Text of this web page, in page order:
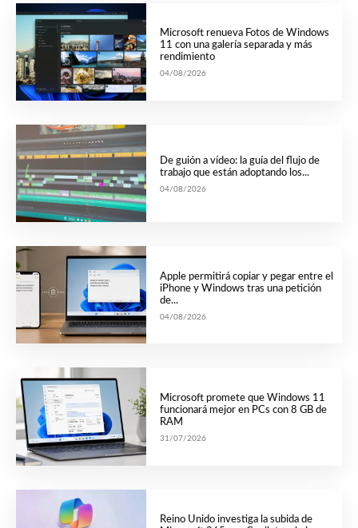
Microsoft renueva Fotos de Windows
11 con una galería separada y más
rendimiento
04/08/2026
De guión a vídeo: la guía del flujo de
trabajo que están adoptando los...
04/08/2026
Apple permitirá copiar y pegar entre el
iPhone y Windows tras una petición
de...
04/08/2026
Microsoft promete que Windows 11
funcionará mejor en PCs con 8 GB de
RAM
31/07/2026
Reino Unido investiga la subida de